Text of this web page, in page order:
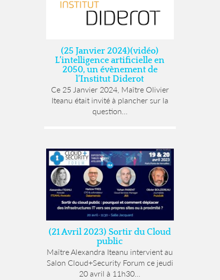
(25 Janvier 2024)(vidéo)
L’intelligence artificielle en
2050, un évènement de
l’Institut Diderot
Ce 25 Janvier 2024, Maître Olivier
Iteanu était invité à plancher sur la
question...
(21 Avril 2023) Sortir du Cloud
public
Maître Alexandra Iteanu intervient au
Salon Cloud+Security Forum ce jeudi
20 avril à 11h30...